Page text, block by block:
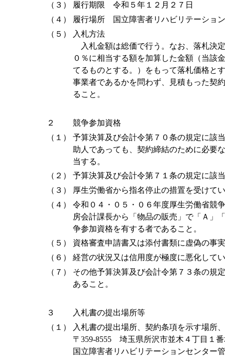
（３）
履行期限 令和５年１２月２７日
（４）
履行場所 国立障害者リハビリテーショ
（５）
入札方法
入札金額は総価で行う。なお、落札決
０％に相当する額を加算した金額（当該
てるものとする。）をもって落札価格と
事業者であるかを問わず、見積もった契
ること。
２
競争参加資格
（１）
予算決算及び会計令第７０条の規定に該
助人であっても、契約締結のために必要
当する。
（２）
予算決算及び会計令第７１条の規定に該
（３）
厚生労働省から指名停止の措置を受けて
（４）
令和０４・０５・０６年度厚生労働省競
房会計課長から「物品の販売」で「Ａ」
争参加資格を有する者であること。
（５）
資格審査申請書又は添付書類に虚偽の事
（６）
経営の状況又は信用度が極度に悪化して
（７）
その他予算決算及び会計令第７３条の規
あること。
３
入札書の提出場所等
（１）
入札書の提出場所、契約条項を示す場所
〒359-8555 埼玉県所沢市並木４丁目１
国立障害者リハビリテーションセンタ